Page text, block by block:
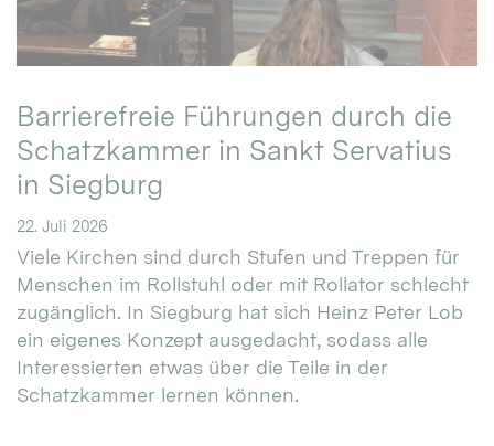
Barrierefreie Führungen durch die
Schatzkammer in Sankt Servatius
in Siegburg
22. Juli 2026
Viele Kirchen sind durch Stufen und Treppen für
Menschen im Rollstuhl oder mit Rollator schlecht
zugänglich. In Siegburg hat sich Heinz Peter Lob
ein eigenes Konzept ausgedacht, sodass alle
Interessierten etwas über die Teile in der
Schatzkammer lernen können.